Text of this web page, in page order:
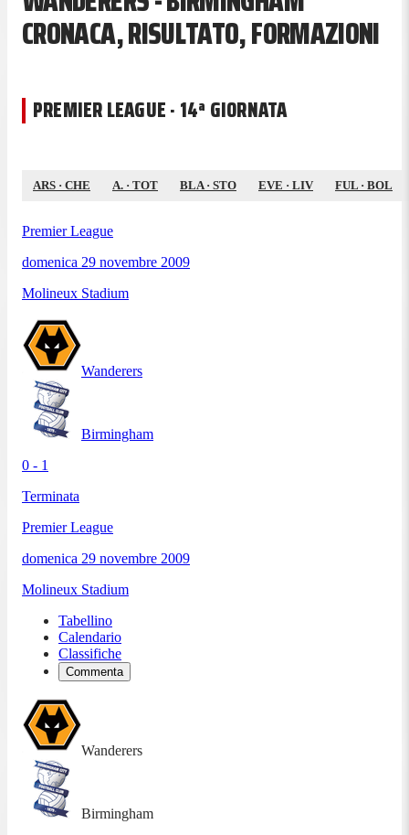
CRONACA, RISULTATO, FORMAZIONI
PREMIER LEAGUE · 14ª GIORNATA
ARS · CHE A. · TOT BLA· STO EVE · LIV FUL · BOL
Premier League
domenica 29 novembre 2009
Molineux Stadium
Wanderers
Birmingham
0 - 1
Terminata
Premier League
domenica 29 novembre 2009
Molineux Stadium
Tabellino
Calendario
Classifiche
Commenta
Wanderers
Birmingham